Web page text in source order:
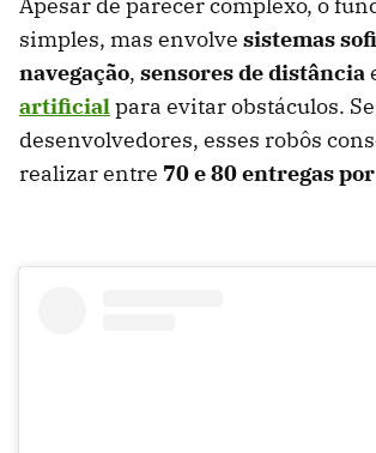
simples, mas envolve sistemas
navegação, sensores de distância
artificialpara evitar obstáculos.
desenvolvedores, esses robôs
realizar entre 70 e 80 entregas